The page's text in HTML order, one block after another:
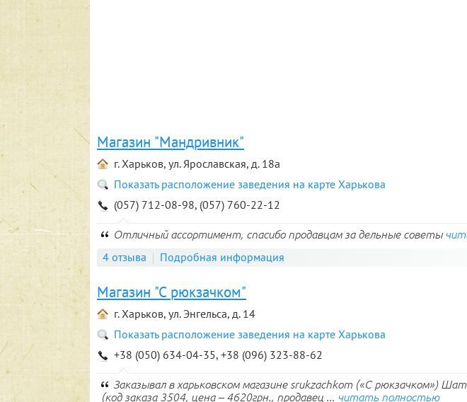
Магазин "Мандривник"
г. Харьков, ул. Ярославская, д. 18а
Показать расположение заведения на карте Харькова
(057) 712-08-98, (057) 760-22-12
Отличный ассортимент, спасибо продавцам за дельные советы
4 отзыва Подробная информация
Магазин "С рюкзачком"
г. Харьков, ул. Энгельса, д. 14
Показать расположение заведения на карте Харькова
+38 (050) 634-04-35, +38 (096) 323-88-62
Заказывал в харьковском магазине srukzachkom («С рюкзачком»)
(код заказа 3504, цена – 4620грн., продавец ... читать полностью